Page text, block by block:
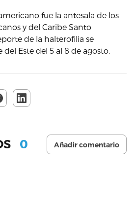
fue la antesala de los
y del Caribe Santo
de la halterofilia se
del Este del 5 al 8 de agosto.
0 Añadir comentario